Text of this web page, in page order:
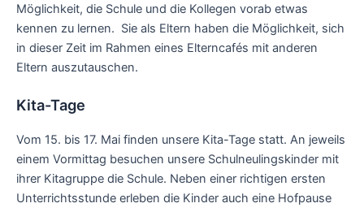
Möglichkeit, die Schule und die Kollegen vorab etwas
kennen zu lernen. Sie als Eltern haben die Möglichkeit, sich
in dieser Zeit im Rahmen eines Elterncafés mit anderen
Eltern auszutauschen.
Kita-Tage
Vom 15. bis 17. Mai finden unsere Kita-Tage statt. An jeweils
einem Vormittag besuchen unsere Schulneulingskinder mit
ihrer Kitagruppe die Schule. Neben einer richtigen ersten
Unterrichtsstunde erleben die Kinder auch eine Hofpause